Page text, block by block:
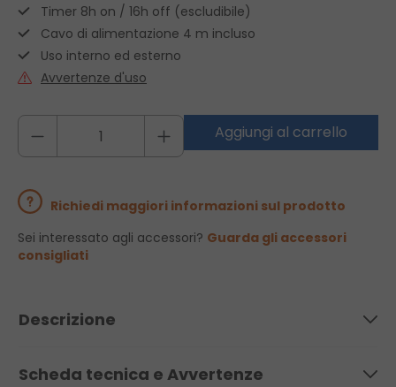
Timer 8h on / 16h off (escludibile)
Cavo di alimentazione 4 m incluso
Uso interno ed esterno
Avvertenze d'uso
Aggiungi al carrello
Richiedi maggiori informazioni sul prodotto
Sei interessato agli accessori? Guarda gli accessori
consigliati
Descrizione
Scheda tecnica e Avvertenze